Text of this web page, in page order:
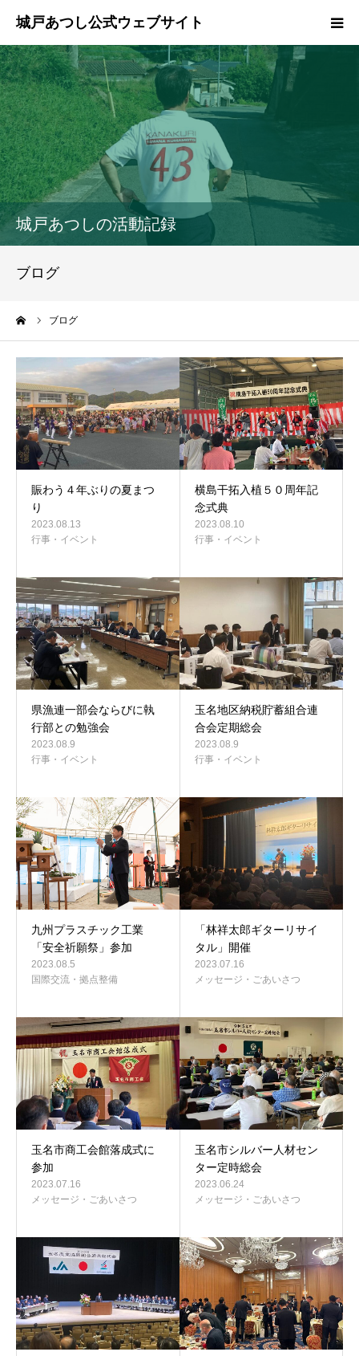
城戸あつしの活動記録
ブログ
ブログ
賑わう４年ぶりの夏まつ
り
2023.08.13
行事・イベント
横島干拓入植５０周年記
念式典
2023.08.10
行事・イベント
県漁連一部会ならびに執
行部との勉強会
2023.08.9
行事・イベント
玉名地区納税貯蓄組合連
合会定期総会
2023.08.9
行事・イベント
九州プラスチック工業
「安全祈願祭」参加
2023.08.5
国際交流・拠点整備
「林祥太郎ギターリサイ
タル」開催
2023.07.16
メッセージ・ごあいさつ
玉名市商工会館落成式に
参加
2023.07.16
メッセージ・ごあいさつ
玉名市シルバー人材セン
ター定時総会
2023.06.24
メッセージ・ごあいさつ
ホーム
ご挨拶
プロフィール
政策
ブログ
事務所案内